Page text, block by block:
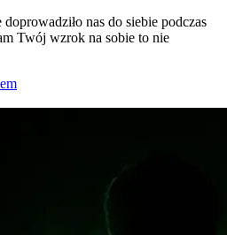
nas do siebie podczas
Twój wzrok na sobie to nie